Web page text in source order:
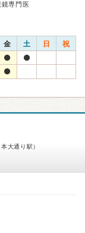
専門医
金 土 日 祝
大通り駅）